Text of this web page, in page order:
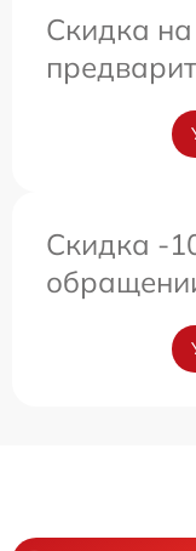
Скидка
Скидка -